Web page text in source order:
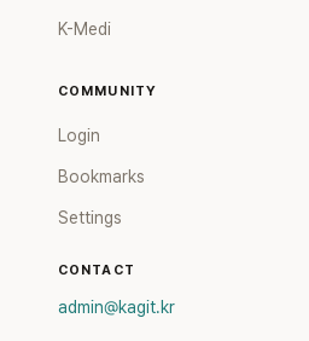
K-Medi
COMMUNITY
Login
Bookmarks
Settings
CONTACT
admin@kagit.kr